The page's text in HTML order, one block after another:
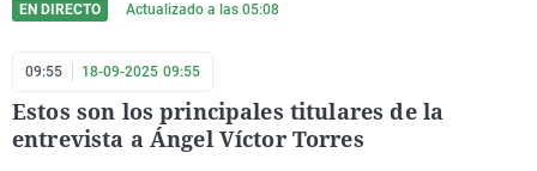
EN DIRECTO Actualizado a las 05:08
09:55 18-09-2025 09:55
Estos son los principales titulares de la
entrevista a Ángel Víctor Torres